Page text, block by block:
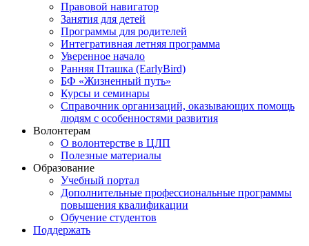
Правовой навигатор
Занятия для детей
Программы для родителей
Интегративная летняя программа
Уверенное начало
Ранняя Пташка (EarlyBird)
БФ «Жизненный путь»
Курсы и семинары
Справочник организаций, оказывающих помощь
людям с особенностями развития
Волонтерам
О волонтерстве в ЦЛП
Полезные материалы
Образование
Учебный портал
Дополнительные профессиональные программы
повышения квалификации
Обучение студентов
Поддержать